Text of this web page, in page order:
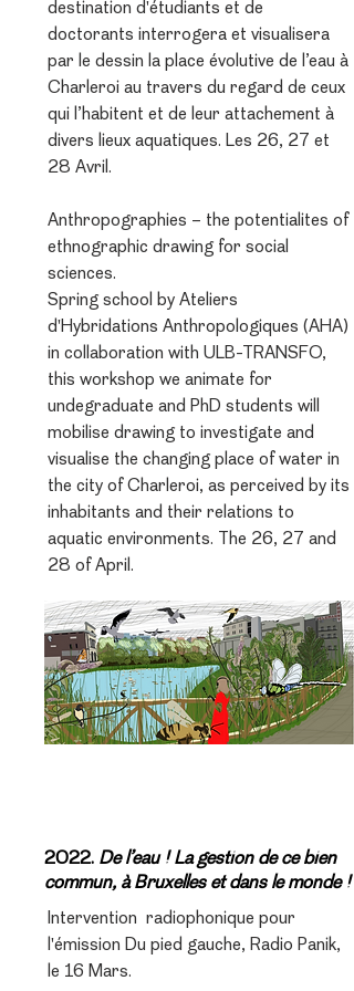
destination d'étudiants et de
doctorants interrogera et visualisera
par le dessin la place évolutive de l’eau à
Charleroi au travers du regard de ceux
qui l’habitent et de leur attachement à
divers lieux aquatiques. Les 26, 27 et
28 Avril.
Anthropographies – the potentialites of
ethnographic drawing for social
sciences.
Spring school by Ateliers
d'Hybridations Anthropologiques (AHA)
in collaboration with ULB-TRANSFO,
this workshop we animate for
undegraduate and PhD students will
mobilise drawing to investigate and
visualise the changing place of water in
the city of Charleroi, as perceived by its
inhabitants and their relations to
aquatic environments. The 26, 27 and
28 of April.
2022. De l’eau ! La gestion de ce bien
commun, à Bruxelles et dans le monde !
Intervention radiophonique pour
l'émission Du pied gauche, Radio Panik,
le 16 Mars.